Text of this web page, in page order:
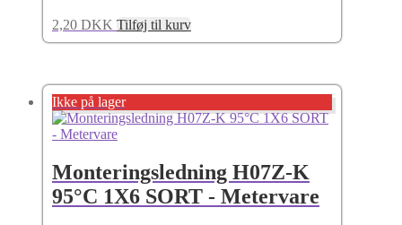
2,20 DKK Tilføj til kurv
Ikke på lager
Monteringsledning H07Z-K
95°C 1X6 SORT - Metervare